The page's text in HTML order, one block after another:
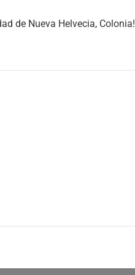
de Nueva Helvecia, Colonia!